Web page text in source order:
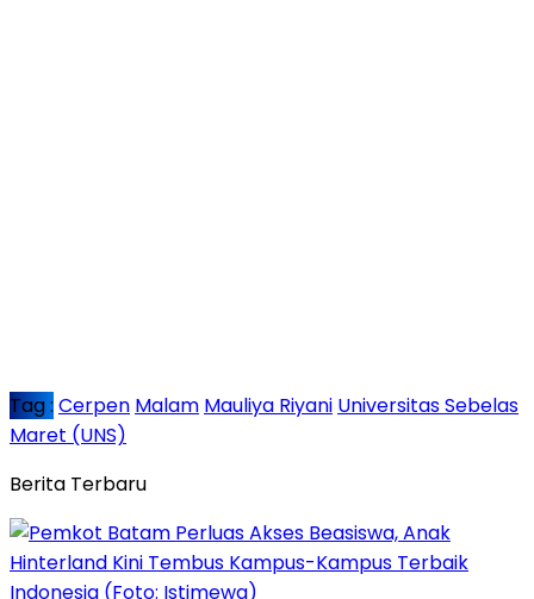
Tag : Cerpen Malam Mauliya Riyani Universitas Sebelas
Maret (UNS)
Berita Terbaru